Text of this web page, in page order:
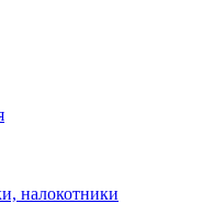
налокотники